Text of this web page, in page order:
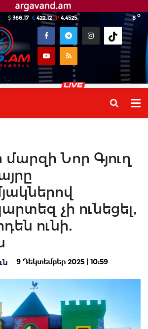
8 o
366.17 422.12 4.4525
Նոր Գյուղ
չի ունեցել,
ունի.
9 Դեկտեմբեր 2025 | 10:59